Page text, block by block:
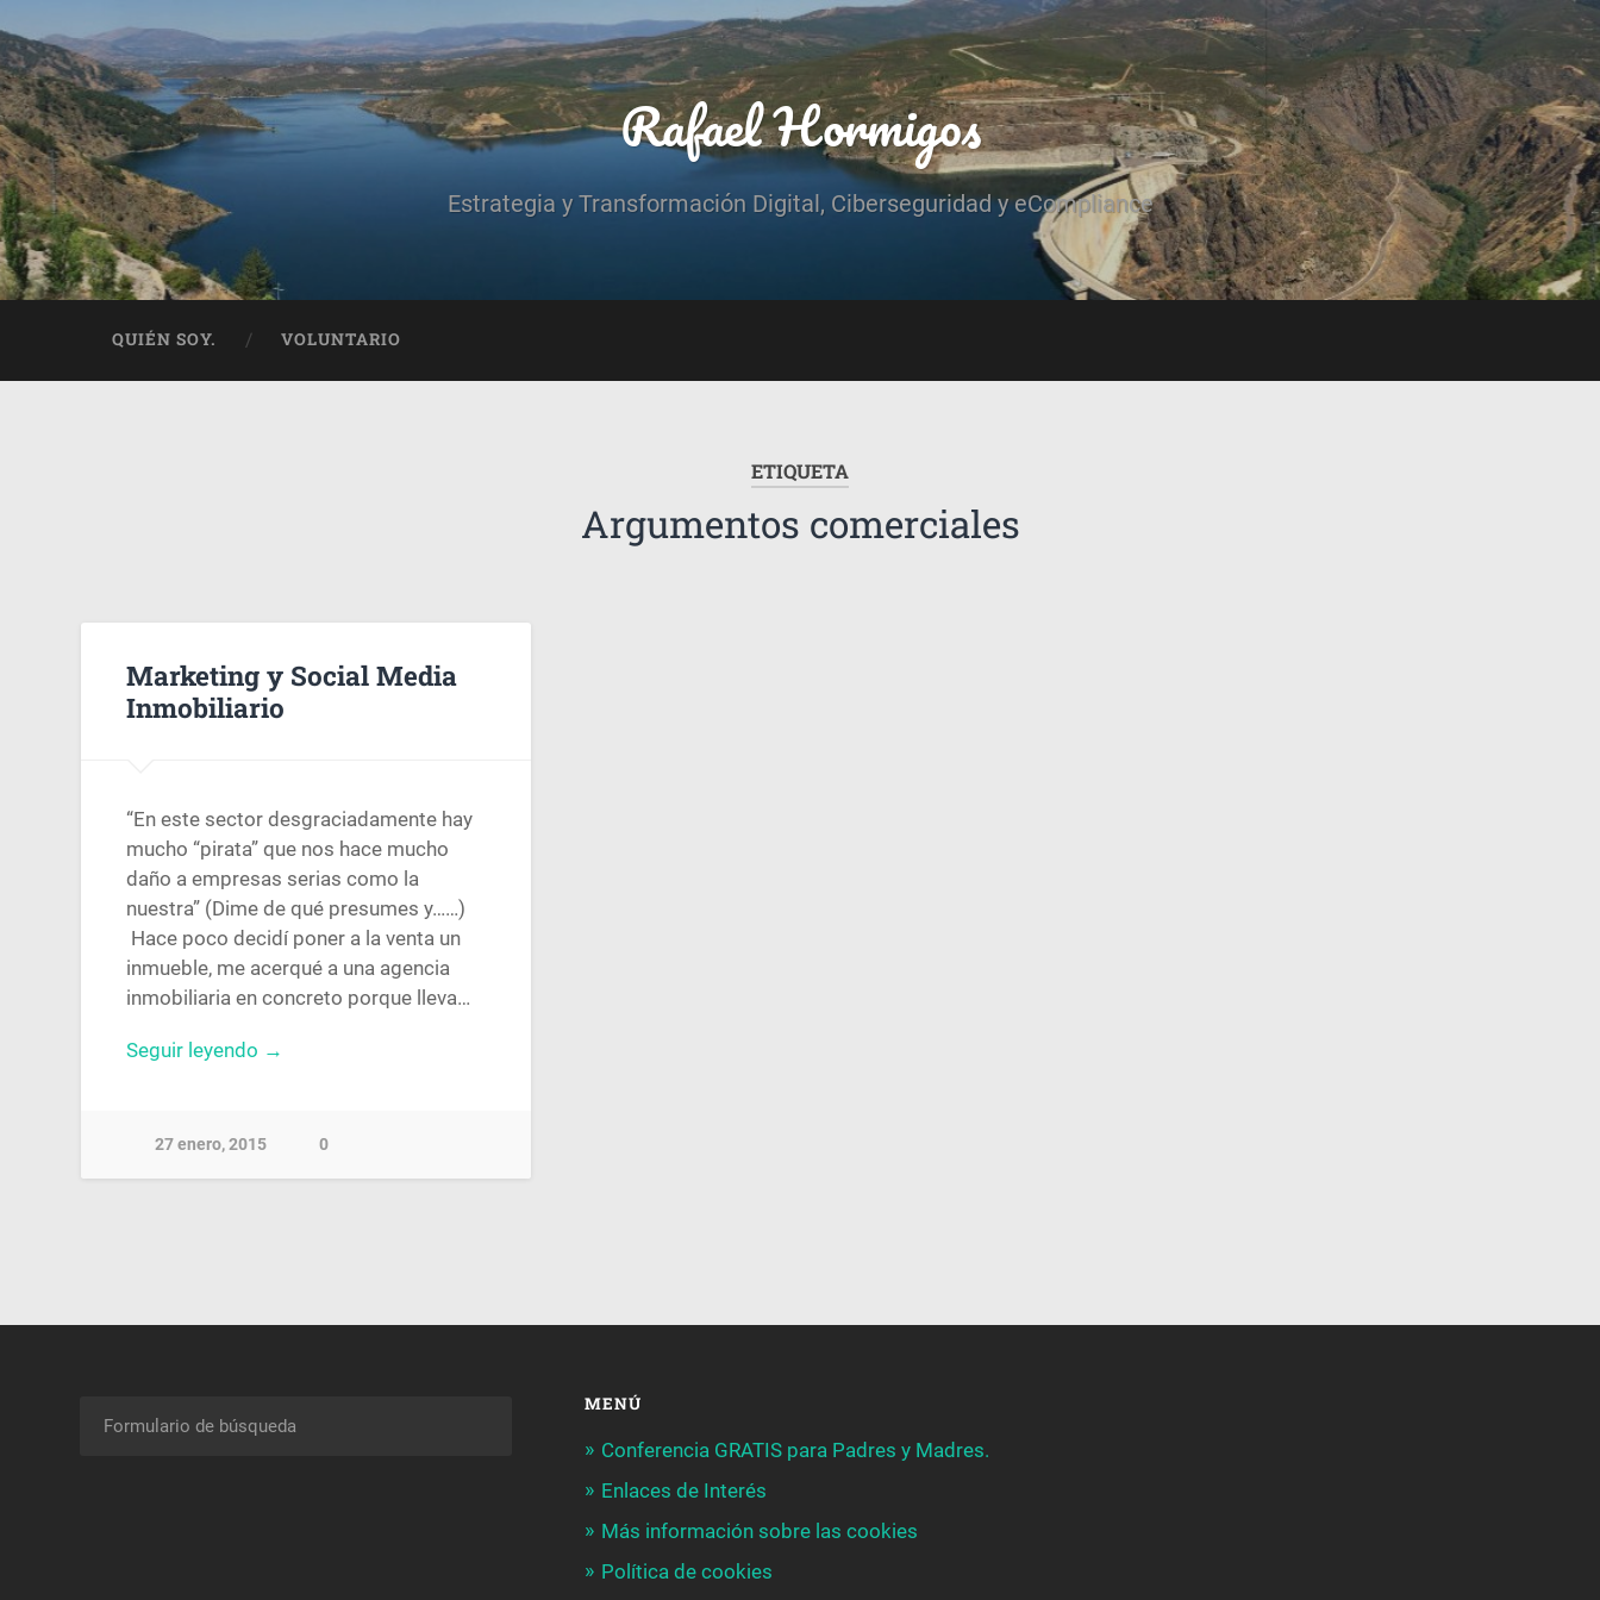
Rafael Hormigos
Estrategia y Transformación Digital, Ciberseguridad y eCompliance
QUIÉN SOY. VOLUNTARIO
ETIQUETA
Argumentos comerciales
Marketing y Social Media
Inmobiliario
“En este sector desgraciadamente hay
mucho “pirata” que nos hace mucho
daño a empresas serias como la
nuestra” (Dime de qué presumes y……)
Hace poco decidí poner a la venta un
inmueble, me acerqué a una agencia
inmobiliaria en concreto porque lleva…
Seguir leyendo →
27 enero, 2015 0
MENÚ
Conferencia GRATIS para Padres y Madres.
Enlaces de Interés
Más información sobre las cookies
Política de cookies